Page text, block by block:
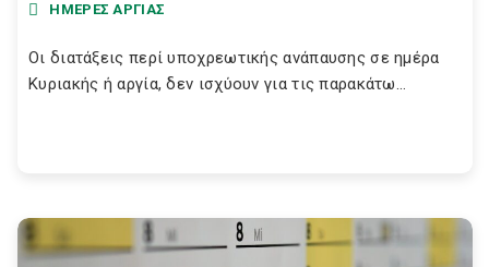
ΗΜΕΡΕΣ ΑΡΓΙΑΣ
Οι διατάξεις περί υποχρεωτικής ανάπαυσης σε ημέρα
Κυριακής ή αργία, δεν ισχύουν για τις παρακάτω...